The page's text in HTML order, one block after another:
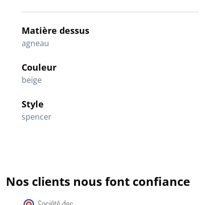
Matière dessus
agneau
Couleur
beige
Style
spencer
Nos clients nous font confiance